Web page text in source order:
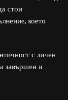
стои
което
с личен
завършен и